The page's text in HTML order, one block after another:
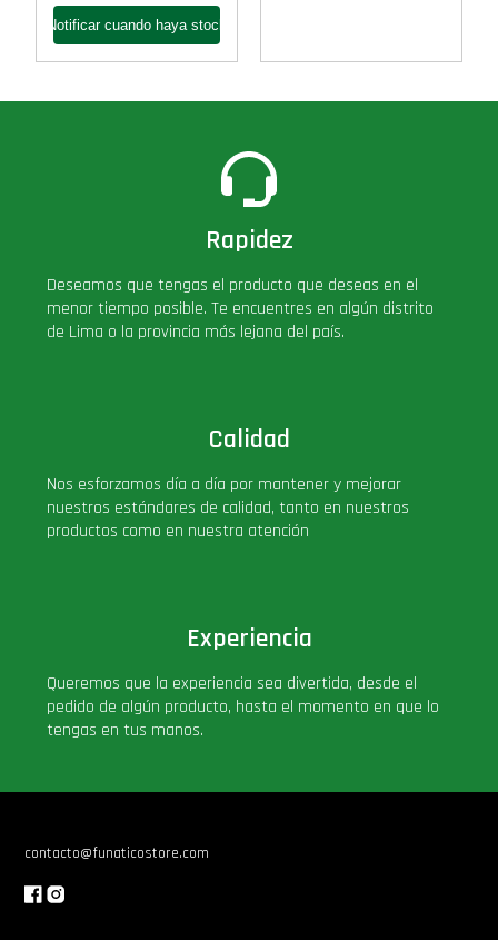
Rapidez
Deseamos que tengas el producto que deseas en el
menor tiempo posible. Te encuentres en algún distrito
de Lima o la provincia más lejana del país.
Calidad
Nos esforzamos día a día por mantener y mejorar
nuestros estándares de calidad, tanto en nuestros
productos como en nuestra atención
Experiencia
Queremos que la experiencia sea divertida, desde el
pedido de algún producto, hasta el momento en que lo
tengas en tus manos.
contacto@funaticostore.com